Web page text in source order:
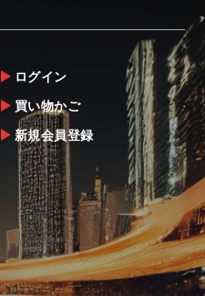
封のうえ、中身をご
は販売する商品に万
りますが、
った場合は商品出荷
願いします。
後の交換や返品は、
できません。
真等をお願いする場
協力をお願いしま
ログイン
買い物かご
新規会員登録